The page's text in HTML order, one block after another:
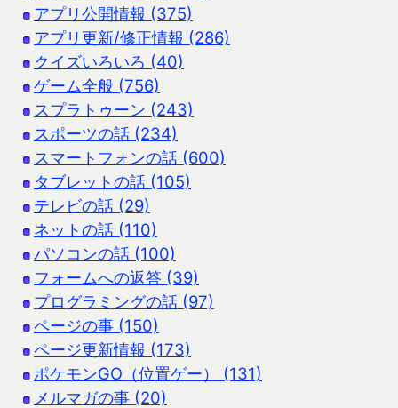
アプリ公開情報 (375)
アプリ更新/修正情報 (286)
クイズいろいろ (40)
ゲーム全般 (756)
スプラトゥーン (243)
スポーツの話 (234)
スマートフォンの話 (600)
タブレットの話 (105)
テレビの話 (29)
ネットの話 (110)
パソコンの話 (100)
フォームへの返答 (39)
プログラミングの話 (97)
ページの事 (150)
ページ更新情報 (173)
ポケモンGO（位置ゲー） (131)
メルマガの事 (20)